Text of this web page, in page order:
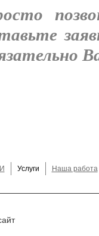
Услуги Наша работа